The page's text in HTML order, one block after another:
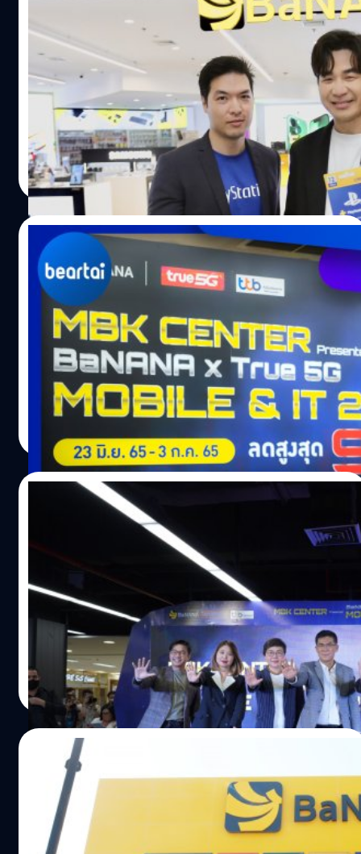
คอมเซเว่น ส่งบัตรของขวัญ PlayStation®
วางจำหน่ายร้าน BaNANA และร้านค้าในเครือ
ทั่วประเทศ
คอมเซเว่นเอาใจคอเกมเมอร์ไทย เปิดช่องทางการจัดจําหน่าย
บัตรของขวัญ PlayStation® แห่งใหม่ โดยจะเปิดวางจำหน่าย
ที่ร้าน BaNANA และร้านค้าในเครือ กว่า 1000 สาขา ทั่ว
ประเทศ เพื่ออำนวยความสะดวกสบายในการซื้อบัตรของขวัญ
ให้กับลูกค้า อีกทั้งยังเป็นการขยายฐานกลุ่มลูกค้าให้
ครอบคลุมมากยิ่งขึ้น
ทีมคอนเทนต์ BT| 1357 days ago
Read More
28/06/2022
แบไต๋พาชม 5 สิ่งที่ไม่ควรพลาด ในงาน MBK
CENTER Presented BaNANA x True 5G
MOBILE & IT 2022 !
เมื่อเราพูดถึง MBK สิ่งแรกที่เราจะนึกถึงก็คงไม่พ้นการไปซื้อ
โทรศัพท์มือถืออย่างแน่นอน ในปี 2022 นี้ ทาง MBK ได้ร่วม
กับ True และ BaNANA เพื่อจัดงาน Mobile Festival ณ จุด
เริ่มต้นของแหล่งซื้อสมาร์ตโฟนในไทย ! วันนี้เราจะมา แบไต๋ 5
เหตุผลที่คุณ ไม่ควรพลาดงาน MBK CENTER Presented
BaNANA x True 5G MOBILE & IT 2022 ด้วยประการทั้งปวง
กิตติธัช วนิชผล| 1503 days ago
Read More
24/06/2022
ซื้อมือถือใหม่กัน! ที่งาน MBK CENTER
Presented BaNANA x True 5G MOBILE &
IT 2022 วันที่ 23 – 3 ก.ค.นี้
เอ็ม บี เค เซ็นเตอร์ จัดงานเอาใจคนรักมือถือไอทีเลิฟเวอร์กับ
งาน MBK CENTER Presented BaNANA x True 5G MOBILE
& IT 2022 ในวันที่ 23 มิถุนายน ถึง 3 กรกฎาคมนี้ สินค้า IT
Smartphone Gadget ลดราคามากมาย ตอกย้ำศูนย์กลาง
จำหน่ายโทรศัพท์มือถือและสินค้าไอทีที่ใหญ่ที่สุด เติมเต็ม
Digital Lifestyle ลูกค้าคนไทยและนักท่องเที่ยวต่างชาติ
กิตติธัช วนิชผล| 1507 days ago
Read More
24/01/2022
COM7 ปูพรมสาขาครบ 1,000 แห่ง นำสินค้า
ไอทีบุกตลาดทั่วประเทศ รับยุคดิจิทัล
COM7 ฉลองเปิดครบ 1,000 สาขา รับศักราชใหม่ปีเสือ เดิน